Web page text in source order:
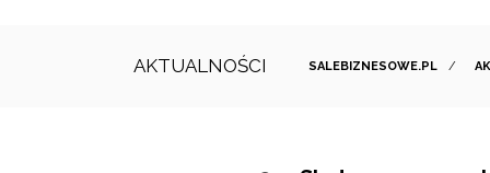
AKTUALNOŚCI SALEBIZNESOWE.PL /